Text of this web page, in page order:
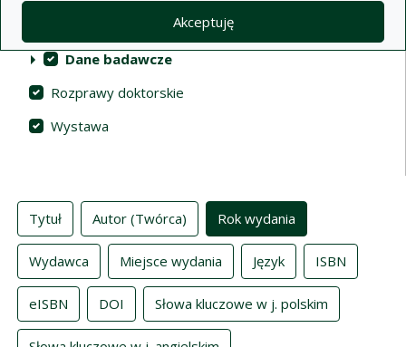
Akceptuję
Dane badawcze
Rozprawy doktorskie
Wystawa
Indeksy
Tytuł Autor (Twórca) Rok wydania
Wydawca Miejsce wydania Język ISBN
eISBN DOI Słowa kluczowe w j. polskim